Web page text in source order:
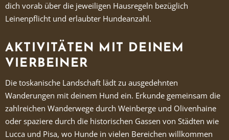
dich vorab über die jeweiligen Hausregeln bezüglich
Leinenpflicht und erlaubter Hundeanzahl.
AKTIVITÄTEN MIT DEINEM
VIERBEINER
Die toskanische Landschaft lädt zu ausgedehnten
Wanderungen mit deinem Hund ein. Erkunde gemeinsam die
zahlreichen Wanderwege durch Weinberge und Olivenhaine
oder spaziere durch die historischen Gassen von Städten wie
Lucca und Pisa, wo Hunde in vielen Bereichen willkommen